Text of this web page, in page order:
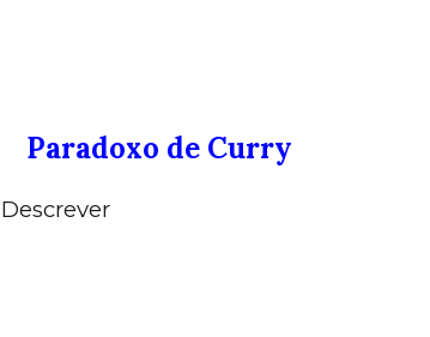
Paradoxo de Curry
Descrever